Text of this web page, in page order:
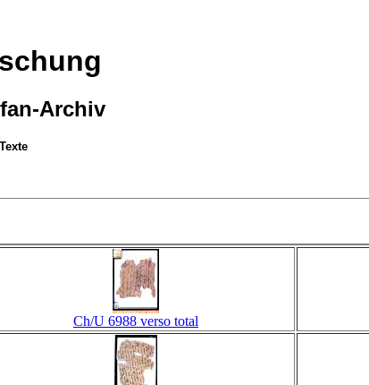
Archiv
Ch/U 6988 verso total